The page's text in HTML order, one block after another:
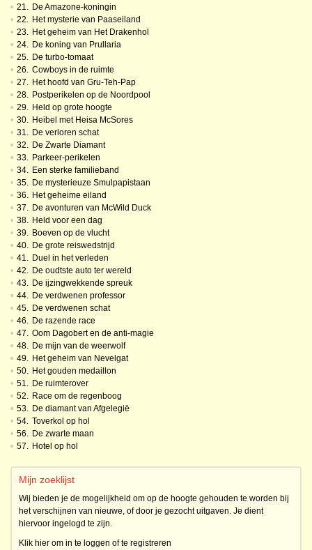
• 21. De Amazone-koningin
• 22. Het mysterie van Paaseiland
• 23. Het geheim van Het Drakenhol
• 24. De koning van Prullaria
• 25. De turbo-tomaat
• 26. Cowboys in de ruimte
• 27. Het hoofd van Gru-Teh-Pap
• 28. Postperikelen op de Noordpool
• 29. Held op grote hoogte
• 30. Heibel met Heisa McSores
• 31. De verloren schat
• 32. De Zwarte Diamant
• 33. Parkeer-perikelen
• 34. Een sterke familieband
• 35. De mysterieuze Smulpapistaan
• 36. Het geheime eiland
• 37. De avonturen van McWild Duck
• 38. Held voor een dag
• 39. Boeven op de vlucht
• 40. De grote reiswedstrijd
• 41. Duel in het verleden
• 42. De oudtste auto ter wereld
• 43. De ijzingwekkende spreuk
• 44. De verdwenen professor
• 45. De verdwenen schat
• 46. De razende race
• 47. Oom Dagobert en de anti-magie
• 48. De mijn van de weerwolf
• 49. Het geheim van Nevelgat
• 50. Het gouden medaillon
• 51. De ruimterover
• 52. Race om de regenboog
• 53. De diamant van Afgelegië
• 54. Toverkol op hol
• 56. De zwarte maan
• 57. Hotel op hol
Mijn zoeklijst
Wij bieden je de mogelijkheid om op de hoogte gehouden te worden bij
het verschijnen van nieuwe, of door je gezocht uitgaven. Je dient
hiervoor ingelogd te zijn.
Klik hier om in te loggen of te registreren